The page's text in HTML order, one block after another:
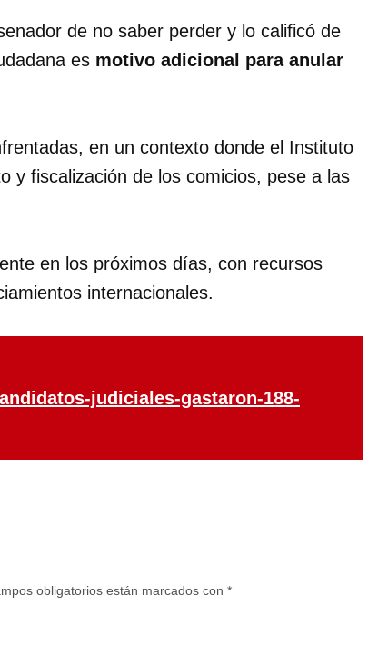
de no saber perder y lo calificó de
es motivo adicional para anular
en un contexto donde el Instituto
y fiscalización de los comicios, pese a las
en los próximos días, con recursos
internacionales.
judiciales-gastaron-188-
obligatorios están marcados con *